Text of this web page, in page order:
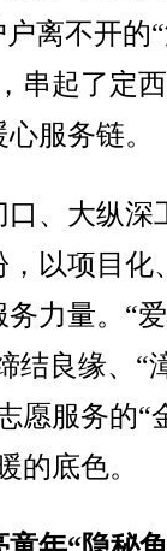
离不开的
串起了定
服务链。
、大纵深
以项目化
力量。“
结良缘、“
愿服务的“
的底色。